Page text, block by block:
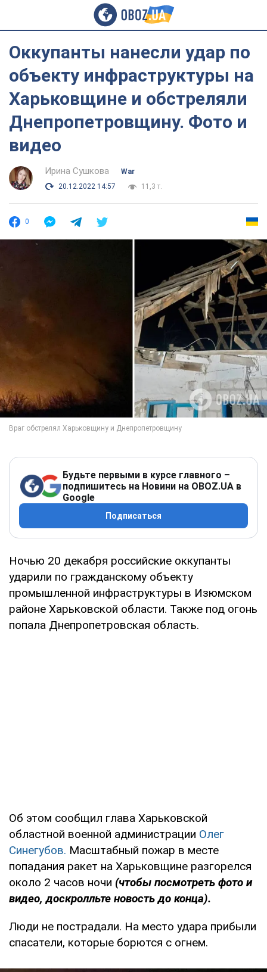
Оккупанты нанесли удар по
объекту инфраструктуры на
Харьковщине и обстреляли
Днепропетровщину. Фото и
видео
Ирина Сушкова
War
20.12.2022 14:57
11,3 т.
0
Будьте первыми в курсе главного –
подпишитесь на Новини на OBOZ.UA в
Google
Подписаться
Ночью 20 декабря российские оккупанты
ударили по гражданскому объекту
промышленной инфраструктуры в Изюмском
районе Харьковской области. Также под огонь
попала Днепропетровская область.
Об этом сообщил глава Харьковской
областной военной администрации Олег
Синегубов. Масштабный пожар в месте
попадания ракет на Харьковщине разгорелся
около 2 часов ночи (чтобы посмотреть фото и
видео, доскролльте новость до конца).
Люди не пострадали. На место удара прибыли
спасатели, которые борются с огнем.